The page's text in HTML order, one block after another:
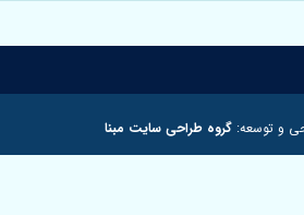
و توسعه: گروه طراحی سایت مبنا